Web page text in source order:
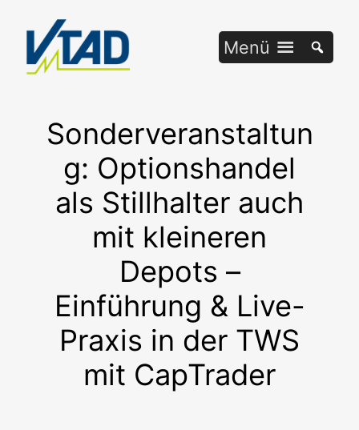
springen
Menü
Sonderveranstaltun
g: Optionshandel
als Stillhalter auch
mit kleineren
Depots –
Einführung & Live-
Praxis in der TWS
mit CapTrader